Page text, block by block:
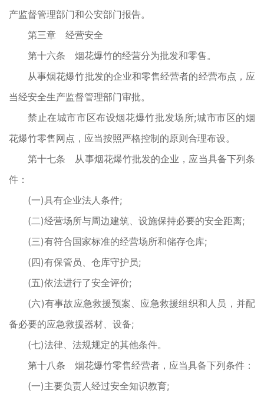
产监督管理部门和公安部门报告。
第三章 经营安全
第十六条 烟花爆竹的经营分为批发和零售。
从事烟花爆竹批发的企业和零售经营者的经营布点，应
当经安全生产监督管理部门审批。
禁止在城市市区布设烟花爆竹批发场所;城市市区的烟
花爆竹零售网点，应当按照严格控制的原则合理布设。
第十七条 从事烟花爆竹批发的企业，应当具备下列条
件：
(一)具有企业法人条件;
(二)经营场所与周边建筑、设施保持必要的安全距离;
(三)有符合国家标准的经营场所和储存仓库;
(四)有保管员、仓库守护员;
(五)依法进行了安全评价;
(六)有事故应急救援预案、应急救援组织和人员，并配
备必要的应急救援器材、设备;
(七)法律、法规规定的其他条件。
第十八条 烟花爆竹零售经营者，应当具备下列条件：
(一)主要负责人经过安全知识教育;